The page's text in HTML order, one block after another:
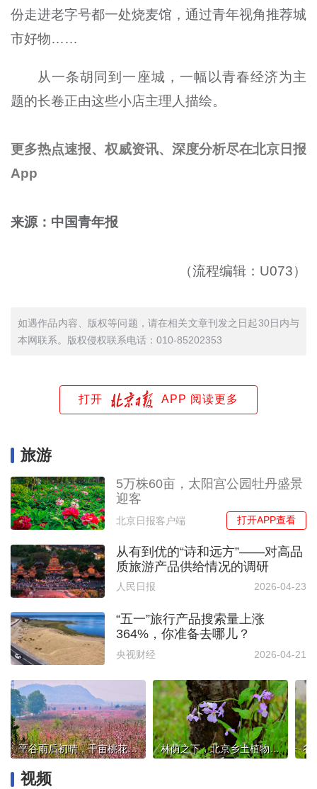
份走进老字号都一处烧麦馆，通过青年视角推荐城
市好物……
从一条胡同到一座城，一幅以青春经济为主
题的长卷正由这些小店主理人描绘。
更多热点速报、权威资讯、深度分析尽在北京日报
App
来源：中国青年报
（流程编辑：U073）
如遇作品内容、版权等问题，请在相关文章刊发之日起30日内与
本网联系。版权侵权联系电话：010-85202353
打开 APP 阅读更多
旅游
5万株60亩，太阳宫公园牡丹盛景
迎客
北京日报客户端 打开APP查看
从有到优的“诗和远方”——对高品
质旅游产品供给情况的调研
人民日报 2026-04-23
“五一”旅行产品搜索量上涨
364%，你准备去哪儿？
央视财经 2026-04-21
平谷雨后初晴，千亩桃花开成了粉色仙境 林荫之下，北京乡土植物二月兰，织就紫色梦境
视频